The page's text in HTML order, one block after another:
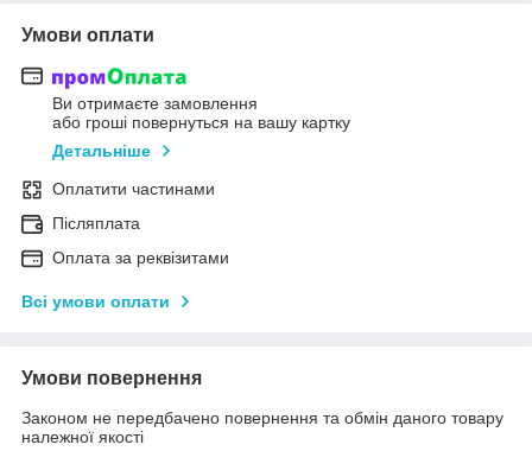
Умови оплати
Ви отримаєте замовлення
або гроші повернуться на вашу картку
Детальніше
Оплатити частинами
Післяплата
Оплата за реквізитами
Всі умови оплати
Умови повернення
Законом не передбачено повернення та обмін даного товару
належної якості